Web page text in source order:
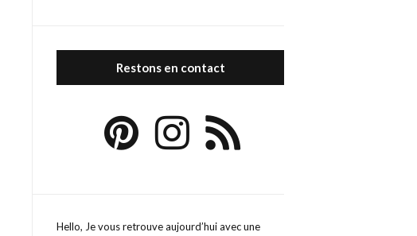
Restons en contact
Hello, Je vous retrouve aujourd’hui avec une